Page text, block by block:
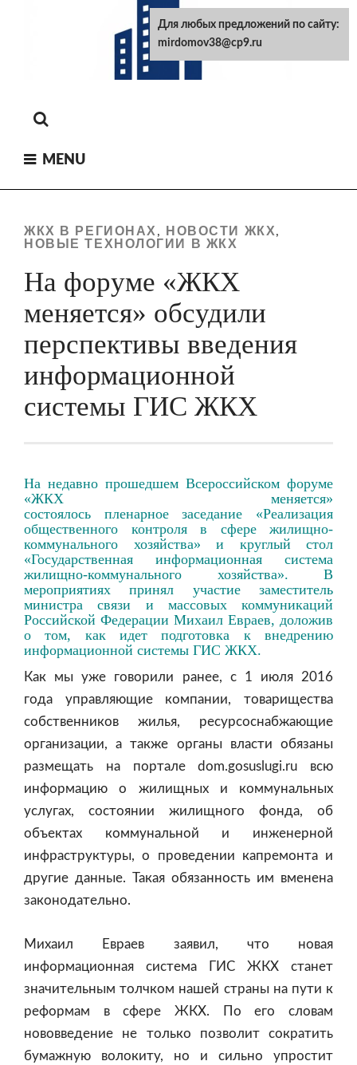
MENU
ЖКХ В РЕГИОНАХ , НОВОСТИ ЖКХ,
НОВЫЕ ТЕХНОЛОГИИ В ЖКХ
На форуме «ЖКХ
меняется» обсудили
перспективы введения
информационной
системы ГИС ЖКХ
На недавно прошедшем Всероссийском форуме
«ЖКХ меняется»
состоялось пленарное заседание «Реализация
общественного контроля в сфере жилищно-
коммунального хозяйства» и круглый стол
«Государственная информационная система
жилищно-коммунального хозяйства». В
мероприятиях принял участие заместитель
министра связи и массовых коммуникаций
Российской Федерации Михаил Евраев, доложив
о том, как идет подготовка к внедрению
информационной системы ГИС ЖКХ.
Как мы уже говорили ранее, с 1 июля 2016
года управляющие компании, товарищества
собственников жилья, ресурсоснабжающие
организации, а также органы власти обязаны
размещать на портале dom.gosuslugi.ru всю
информацию о жилищных и коммунальных
услугах, состоянии жилищного фонда, об
объектах коммунальной и инженерной
инфраструктуры, о проведении капремонта и
другие данные. Такая обязанность им вменена
законодательно.
Михаил Евраев заявил, что новая
информационная система ГИС ЖКХ станет
значительным толчком нашей страны на пути к
реформам в сфере ЖКХ. По его словам
нововведение не только позволит сократить
бумажную волокиту, но и сильно упростит
Для любых предложений по сайту:
mirdomov38@cp9.ru